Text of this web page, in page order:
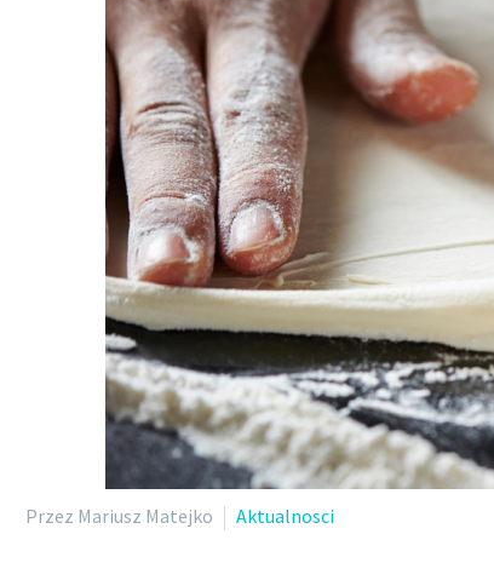
Przez Mariusz Matejko Aktualnosci